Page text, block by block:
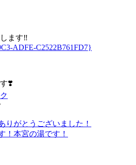
ます‼️
❣️
りがとうございました！
！本宮の湯です！